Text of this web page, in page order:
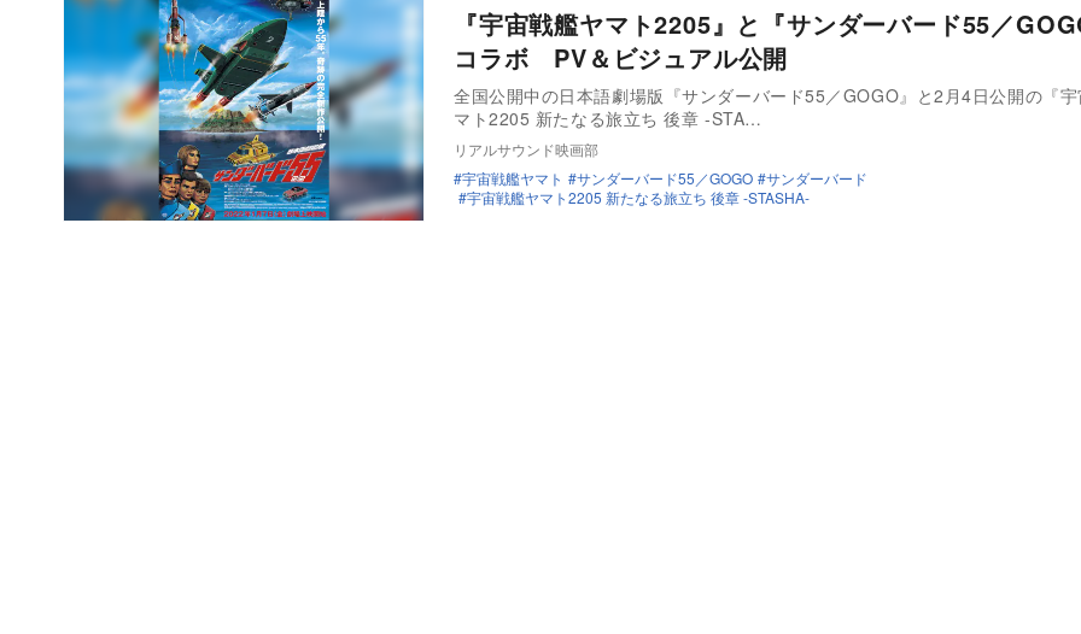
『宇宙戦艦ヤマト2205』と『サンダーバード55／
コラボ PV＆ビジュアル公開
全国公開中の日本語劇場版『サンダーバード55／GOGO』と2月4日公開の『
マト2205 新たなる旅立ち 後章 -STA…
リアルサウンド映画部
宇宙戦艦ヤマト
サンダーバード55／GOGO
サンダーバード
宇宙戦艦ヤマト2205 新たなる旅立ち 後章 -STASHA-